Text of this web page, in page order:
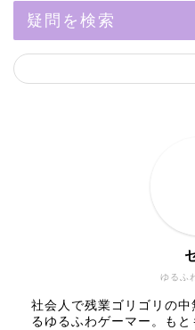
疑問を検索
ゆるふ
社会人で残業ゴリゴリの
るゆるふわゲーマー。も